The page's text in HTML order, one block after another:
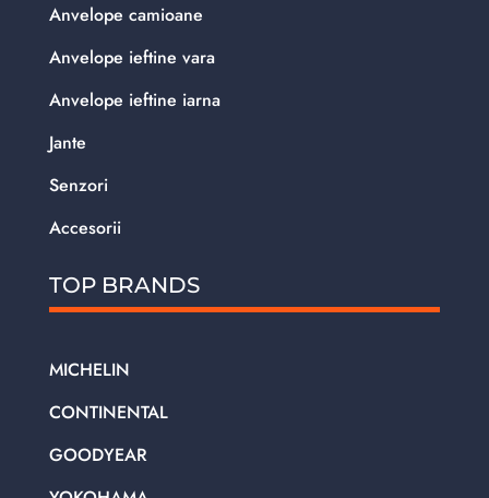
Anvelope camioane
Anvelope ieftine vara
Anvelope ieftine iarna
Jante
Senzori
Accesorii
TOP BRANDS
MICHELIN
CONTINENTAL
GOODYEAR